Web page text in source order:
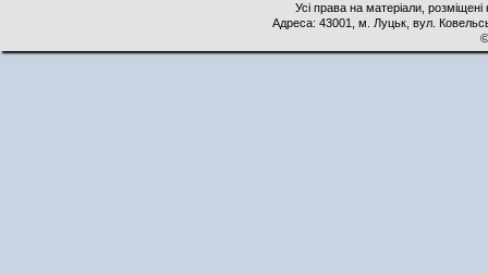
Усі права на матеріали,
Адреса: 43001, м. Луцьк, вул.